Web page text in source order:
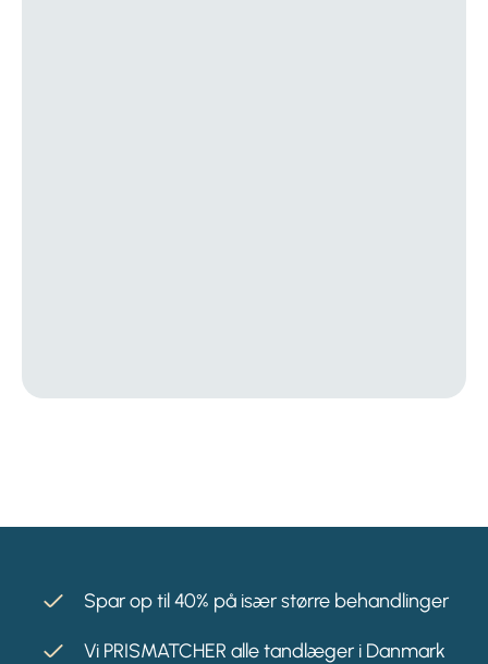
Spar op til 40% på især større behandlinger
Vi PRISMATCHER alle tandlæger i Danmark